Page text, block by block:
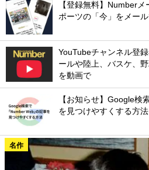
【登録無料】Number
ポーツの「今」をメール
YouTubeチャンネル登
ールや陸上、バスケ、
を動画で
【お知らせ】Google検
を見つけやすくする方法
名作